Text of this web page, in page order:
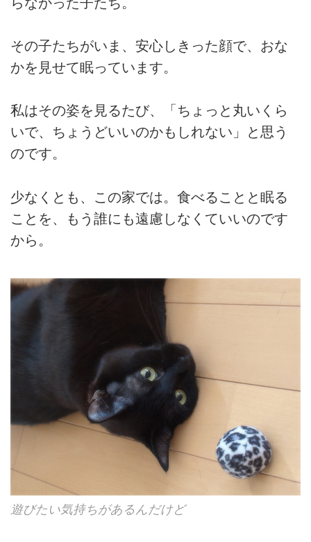
その子たちがいま、安心しきった顔で、おな
かを見せて眠っています。
私はその姿を見るたび、「ちょっと丸いくら
いで、ちょうどいいのかもしれない」と思う
のです。
少なくとも、この家では。食べることと眠る
ことを、もう誰にも遠慮しなくていいのです
から。
遊びたい気持ちがあるんだけど